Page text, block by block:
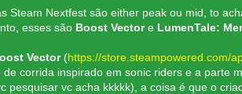
Steam Nextfest são either peak ou mid, to
esses são Boost Vectore LumenTale:
Vector (https://store.steampowered.com/
de corrida inspirado em sonic riders e a parte
pesquisar vc acha kkkkk), a coisa é que o